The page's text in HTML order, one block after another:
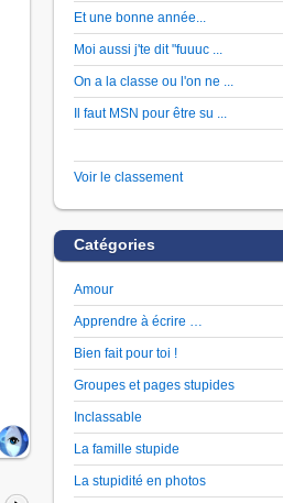
Et une bonne année...
Moi aussi j'te dit "fuuuc ...
On a la classe ou l'on ne ...
Il faut MSN pour être su ...
Voir le classement
Catégories
Amour
Apprendre à écrire …
Bien fait pour toi !
Groupes et pages stupides
Inclassable
La famille stupide
La stupidité en photos